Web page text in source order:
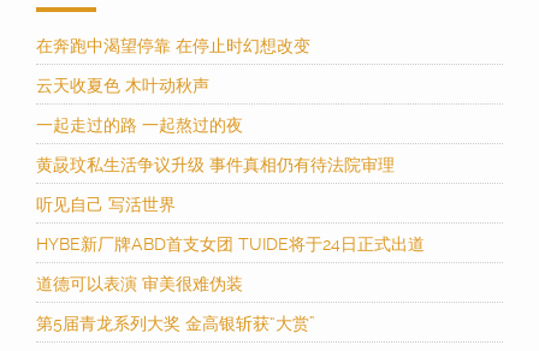
在奔跑中渴望停靠 在停止时幻想改变
云天收夏色 木叶动秋声
一起走过的路 一起熬过的夜
黄晸玟私生活争议升级 事件真相仍有待法院审理
听见自己 写活世界
HYBE新厂牌ABD首支女团 TUIDE将于24日正式出道
道德可以表演 审美很难伪装
第5届青龙系列大奖 金高银斩获“大赏”